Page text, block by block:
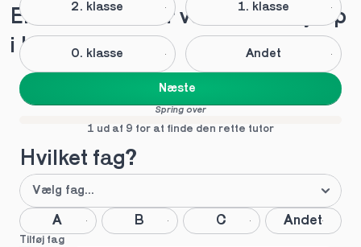
2. klasse 1. klasse
0. klasse Andet
Næste
Spring over
1 ud af 9 for at finde den rette tutor
Hvilket fag?
A B C Andet
Tilføj fag
Elever anbefaler vores lektiehjælp
i Hasselager